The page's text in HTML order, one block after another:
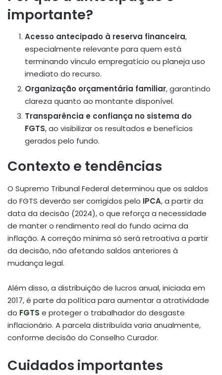
importante?
Acesso antecipado à reserva financeira,
especialmente relevante para quem está
terminando vínculo empregatício ou planeja uso
imediato do recurso.
Organização orçamentária familiar, garantindo
clareza quanto ao montante disponível.
Transparência e confiança no sistema do
FGTS, ao visibilizar os resultados e benefícios
gerados pelo fundo.
Contexto e tendências
O Supremo Tribunal Federal determinou que os saldos
do FGTS deverão ser corrigidos pelo IPCA, a partir da
data da decisão (2024), o que reforça a necessidade
de manter o rendimento real do fundo acima da
inflação. A correção mínima só será retroativa a partir
da decisão, não afetando saldos anteriores à
mudança legal.
Além disso, a distribuição de lucros anual, iniciada em
2017, é parte da política para aumentar a atratividade
do FGTS e proteger o trabalhador do desgaste
inflacionário. A parcela distribuída varia anualmente,
conforme decisão do Conselho Curador.
Cuidados importantes